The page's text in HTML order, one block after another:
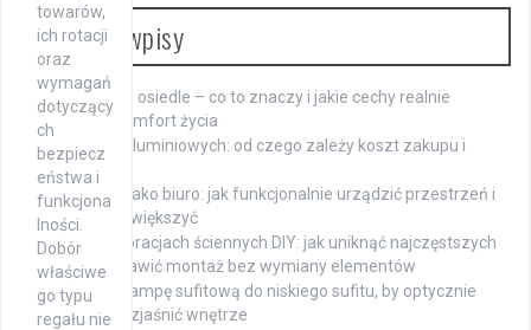
towarów,
ich rotacji
oraz
wymagań
dotyczący
ch
bezpiecz
eństwa i
funkcjona
lności.
Dobór
właściwe
go typu
regału nie
Ostatnie wpisy
Nowoczesne osiedle – co to znaczy i jakie cechy realnie
wpływają na komfort życia
Cena okien aluminiowych: od czego zależy koszt zakupu i
montażu
Wąski pokój jako biuro: jak funkcjonalnie urządzić przestrzeń i
optycznie ją powiększyć
Błędy w dekoracjach ściennych DIY: jak uniknąć najczęstszych
pomyłek i naprawić montaż bez wymiany elementów
Jak wybrać lampę sufitową do niskiego sufitu, by optycznie
powiększyć i rozjaśnić wnętrze